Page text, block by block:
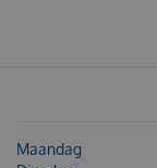
Maandag